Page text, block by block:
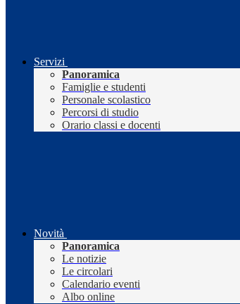
Servizi
Panoramica
Famiglie e studenti
Personale scolastico
Percorsi di studio
Orario classi e docenti
Novità
Panoramica
Le notizie
Le circolari
Calendario eventi
Albo online